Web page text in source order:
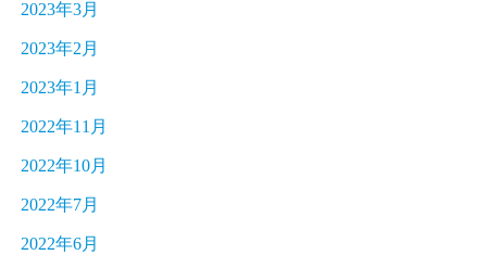
2023年3月
2023年2月
2023年1月
2022年11月
2022年10月
2022年7月
2022年6月